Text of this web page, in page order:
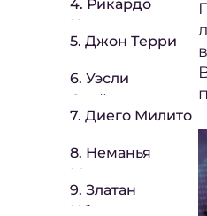
4. Рикардо
Карвалью
5. Джон Терри
6. Уэсли
Снейдер
7. Диего Милито
8. Неманья
Матич
9. Златан
Ибрагимович